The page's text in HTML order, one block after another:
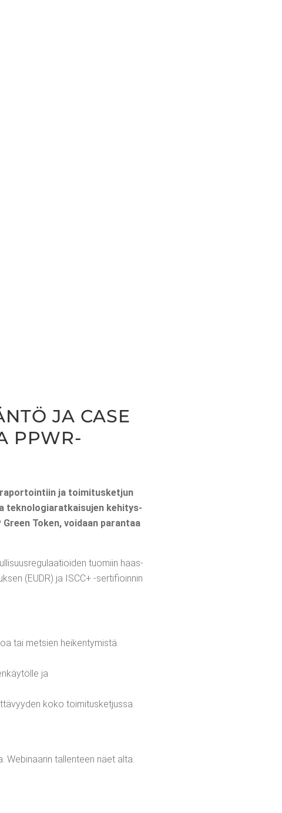
JA CASE
PPWR-
rapor­toin­tiin ja toi­mi­tus­ket­jun
tek­no­lo­gia­rat­kai­su­jen kehi­tys­
Token, voi­daan paran­taa
tuo­miin haas­
(EUDR) ja ISCC+ ‑ser­ti­fioin­nin
tai met­sien heikentymistä.
ja
koko toimitusketjussa.
tal­len­teen näet alta.